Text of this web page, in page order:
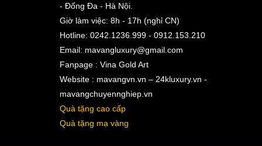
- Đống Đa - Hà Nội.
Giờ làm việc: 8h - 17h (nghỉ CN)
Hotline: 0242.1236.999 - 0912.153.210
Email: mavangluxury@gmail.com
Fanpage : Vina Gold Art
Website : mavangvn.vn – 24kluxury.vn -
mavangchuyennghiep.vn
Quà tặng cao cấp
Quà tặng mạ vàng